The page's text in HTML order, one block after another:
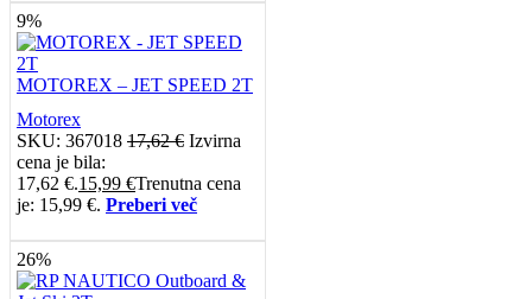
9%
MOTOREX – JET SPEED 2T
Motorex
SKU: 367018 17,62€ Izvirna
cena je bila:
17,62 €.15,99 €Trenutna cena
je: 15,99 €. Preberi več
26%